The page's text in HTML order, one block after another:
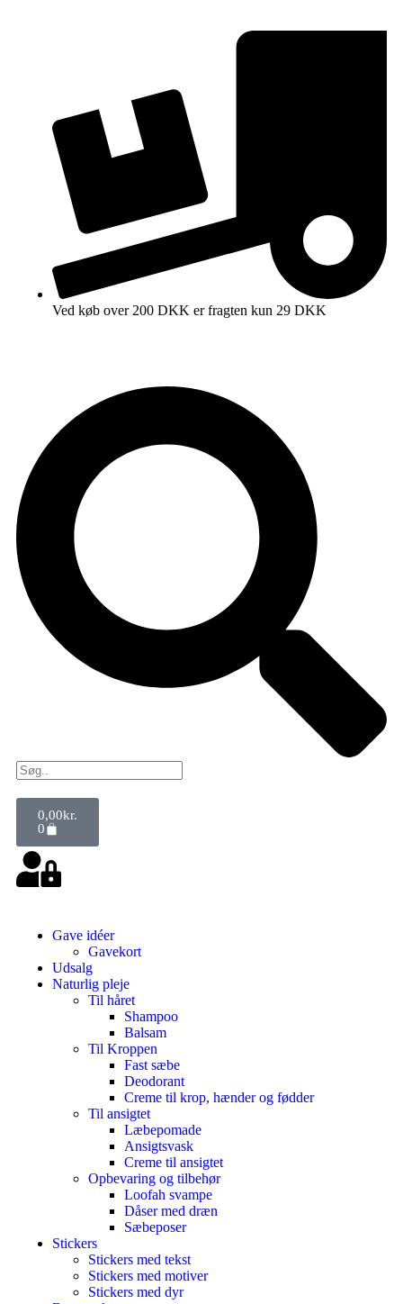
Ved køb over 200 DKK er fragten kun 29 DKK
0,00kr.
0
Gave idéer
Gavekort
Udsalg
Naturlig pleje
Til håret
Shampoo
Balsam
Til Kroppen
Fast sæbe
Deodorant
Creme til krop, hænder og fødder
Til ansigtet
Læbepomade
Ansigtsvask
Creme til ansigtet
Opbevaring og tilbehør
Loofah svampe
Dåser med dræn
Sæbeposer
Stickers
Stickers med tekst
Stickers med motiver
Stickers med dyr